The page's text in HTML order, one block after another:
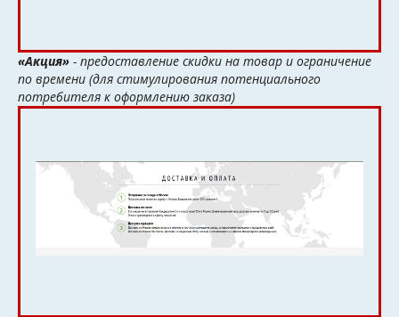
«Акция» - предоставление скидки на товар и ограничение
по времени (для стимулирования потенциального
потребителя к оформлению заказа)